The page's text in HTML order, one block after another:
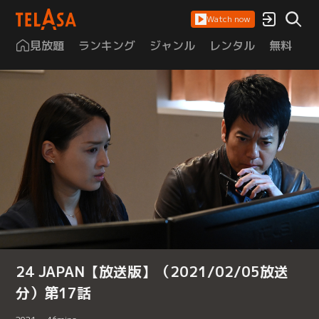
Watch now
見放題 ランキング ジャンル レンタル 無料
24 JAPAN【放送版】（2021/02/05放送
分）第17話